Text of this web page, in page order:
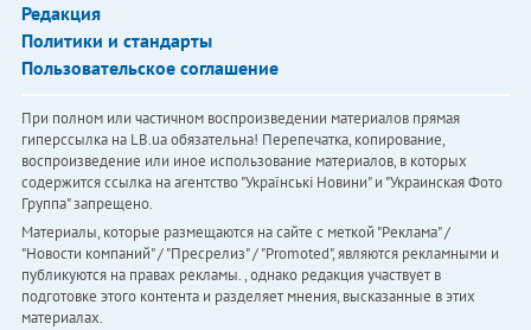
Редакция
Политики и стандарты
Пользовательское соглашение
При полном или частичном воспроизведении материалов прямая
гиперссылка на LB.ua обязательна! Перепечатка, копирование,
воспроизведение или иное использование материалов, в которых
содержится ссылка на агентство "Українськi Новини" и "Украинская Фото
Группа" запрещено.
Материалы, которые размещаются на сайте с меткой "Реклама" /
"Новости компаний" / "Пресрелиз" / "Promoted", являются рекламными и
публикуются на правах рекламы. , однако редакция участвует в
подготовке этого контента и разделяет мнения, высказанные в этих
материалах.